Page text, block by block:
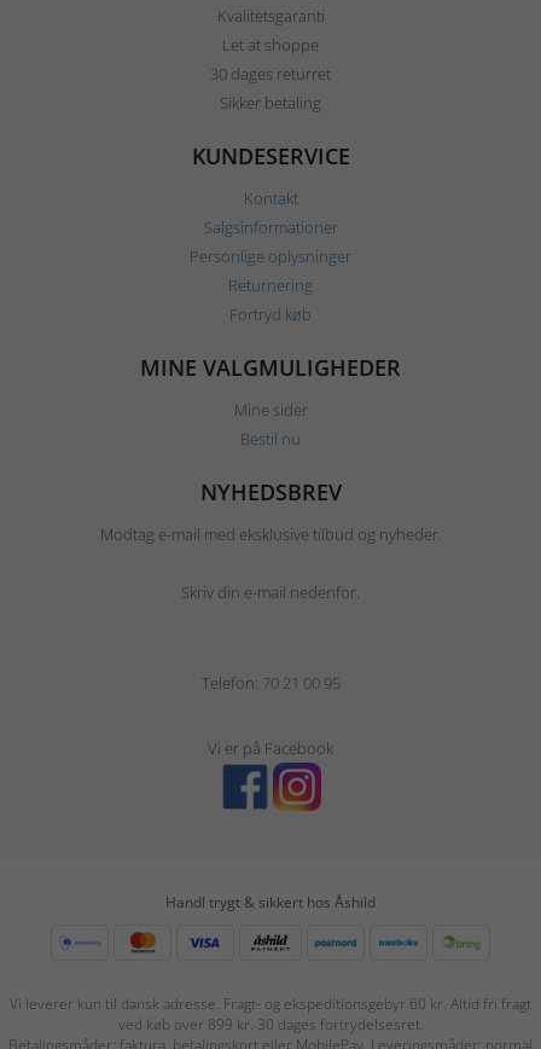
Kvalitetsgaranti
Let at shoppe
30 dages returret
Sikker betaling
KUNDESERVICE
Kontakt
Salgsinformationer
Personlige oplysninger
Returnering
Fortryd køb
MINE VALGMULIGHEDER
Mine sider
Bestil nu
NYHEDSBREV
Modtag e-mail med eksklusive tilbud og nyheder.
Skriv din e-mail nedenfor.
Telefon: 70 21 00 95
Vi er på Facebook
Handl trygt & sikkert hos Åshild
Vi leverer kun til dansk adresse. Fragt- og ekspeditionsgebyr 60 kr. Altid fri fragt
ved køb over 899 kr. 30 dages fortrydelsesret.
Betalingsmåder: faktura, betalingskort eller MobilePay. Leveringsmåder: normal